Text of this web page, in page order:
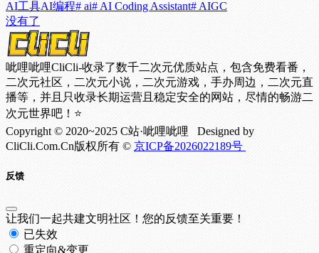
AI工具AI编程# ai# AI Coding Assistant# AIGC
没有了
呲哩呲哩CliCli-收录了数千二次元优质站点，包含免费看番，
二次元社区，二次元小说，二次元游戏，手办周边，二次元直
播等，并且只收录长期运营且稳定安全的网站，尽情的畅游二
次元世界吧！⭐
Copyright © 2020~2025 C站·呲哩呲哩 Designed by
CliCli.Com.Cn版权所有 © 京ICP备2026022189号
反馈
让我们一起共建文明社区！您的反馈至关重要！
已失效
重定向&变更